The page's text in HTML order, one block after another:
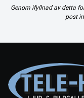
Genom ifyllnad av detta
post